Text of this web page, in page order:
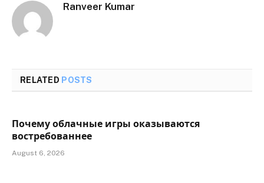
Ranveer Kumar
RELATED POSTS
Почему облачные игры оказываются
востребованнее
August 6, 2026